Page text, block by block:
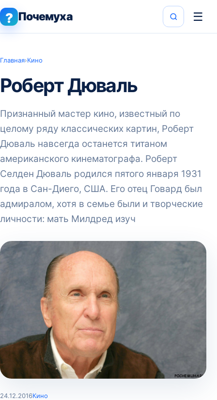
? Почемуха ☰
Главная›Кино
Роберт Дюваль
Признанный мастер кино, известный по
целому ряду классических картин, Роберт
Дюваль навсегда останется титаном
американского кинематографа. Роберт
Селден Дюваль родился пятого января 1931
года в Сан-Диего, США. Его отец Говард был
адмиралом, хотя в семье были и творческие
личности: мать Милдред изуч
24.12.2016Кино